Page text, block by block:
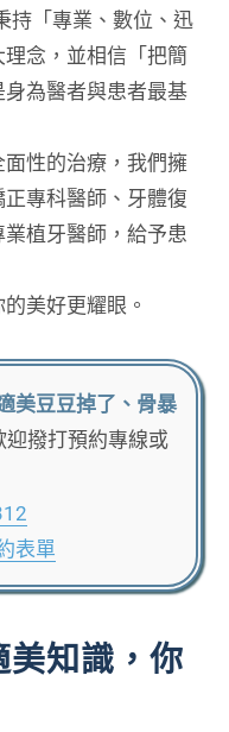
持「專業、數位、迅
念，並相信「把簡
為醫者與患者最基
性的治療，我們擁
專科醫師、牙體復
植牙醫師，給予患
美好更耀眼。
美豆豆掉了、骨暴
迎撥打預約專線或
表單
美知識，你